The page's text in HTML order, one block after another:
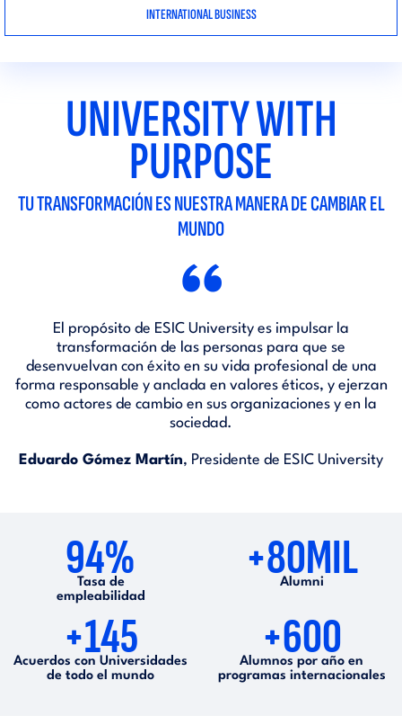
INTERNATIONAL BUSINESS
UNIVERSITY WITH
PURPOSE
TU TRANSFORMACIÓN ES NUESTRA MANERA DE CAMBIAR EL
MUNDO
“
El propósito de ESIC University es impulsar la
transformación de las personas para que se
desenvuelvan con éxito en su vida profesional de una
forma responsable y anclada en valores éticos, y ejerzan
como actores de cambio en sus organizaciones y en la
sociedad.
Eduardo Gómez Martín, Presidente de ESIC University
94%
Tasa de
empleabilidad
+80MIL
Alumni
+145
Acuerdos con Universidades
de todo el mundo
+600
Alumnos por año en
programas internacionales